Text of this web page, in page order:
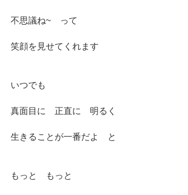
不思議ね~　って
笑顔を見せてくれます
いつでも
真面目に　正直に　明るく
生きることが一番だよ　と
もっと　もっと